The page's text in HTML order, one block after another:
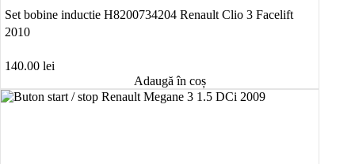
Set bobine inductie H8200734204 Renault Clio 3 Facelift
2010
140.00 lei
Adaugă în coș